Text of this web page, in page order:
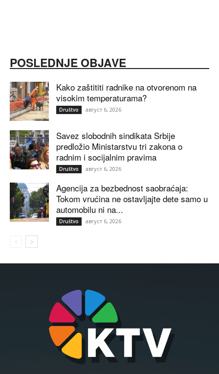
POSLEDNJE OBJAVE
Kako zaštititi radnike na otvorenom na
visokim temperaturama?
Društvo август 6, 2026
Savez slobodnih sindikata Srbije
predložio Ministarstvu tri zakona o
radnim i socijalnim pravima
Društvo август 6, 2026
Agencija za bezbednost saobraćaja:
Tokom vrućina ne ostavljajte dete samo u
automobilu ni na...
Društvo август 6, 2026